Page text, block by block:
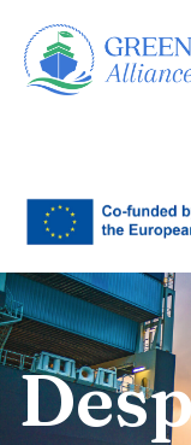
Sari
la